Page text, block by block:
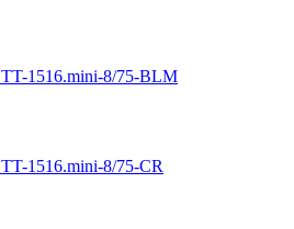
1516.mini-8/75-BLM
1516.mini-8/75-CR